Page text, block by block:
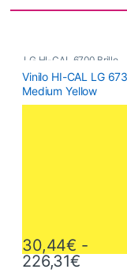
LG HI-CAL 6700 Brillo
Poliméricos,Vinilos De
Vinilo HI-CAL LG
Medium Yellow
30,44€ -
226,31€